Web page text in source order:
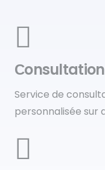
Сonsultation
Service de
personnalisée sur